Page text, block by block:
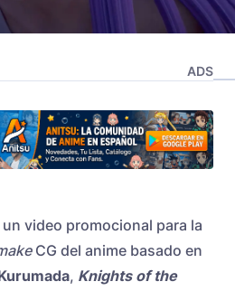
ADS
video promocional para la
CG del anime basado en
, Knights of the